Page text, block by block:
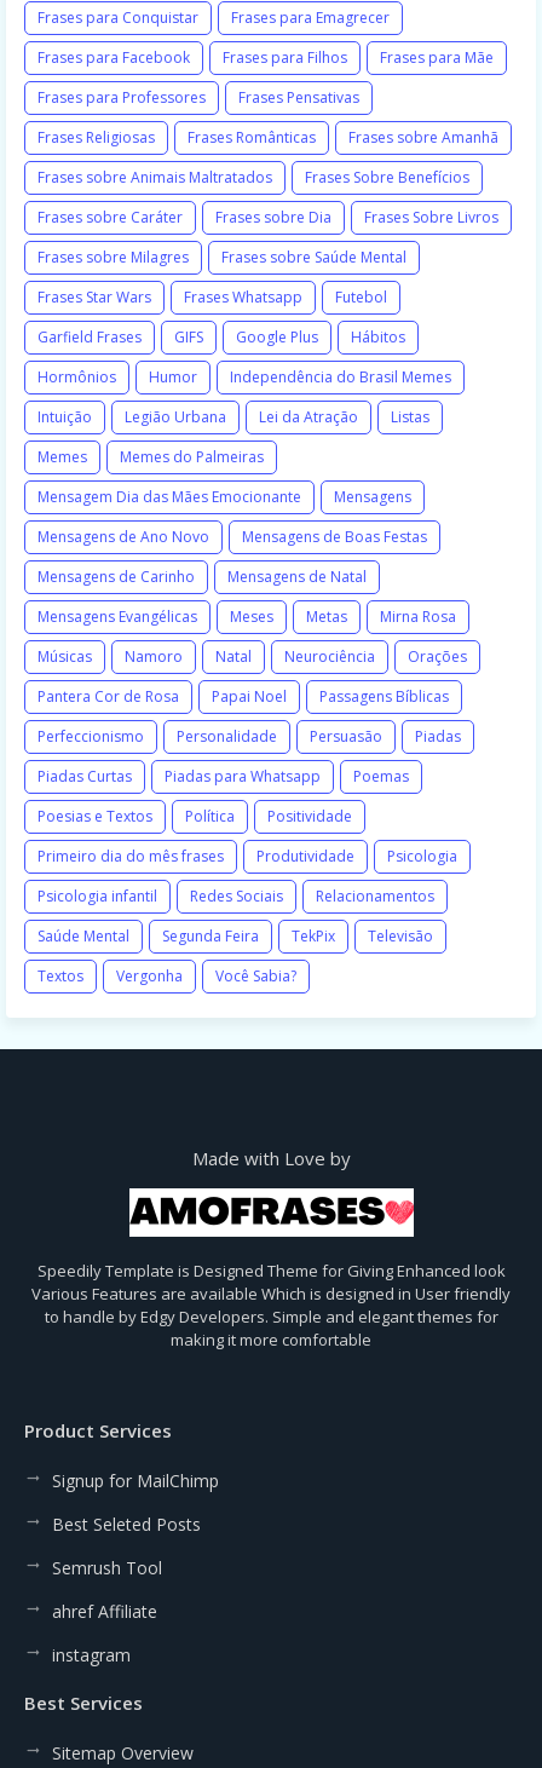
Frases para Conquistar
Frases para Emagrecer
Frases para Facebook
Frases para Filhos
Frases para Mãe
Frases para Professores
Frases Pensativas
Frases Religiosas
Frases Românticas
Frases sobre Amanhã
Frases sobre Animais Maltratados
Frases Sobre Benefícios
Frases sobre Caráter
Frases sobre Dia
Frases Sobre Livros
Frases sobre Milagres
Frases sobre Saúde Mental
Frases Star Wars
Frases Whatsapp
Futebol
Garfield Frases
GIFS Google Plus
Hábitos
Hormônios
Humor
Independência do Brasil Memes
Intuição
Legião Urbana Lei da Atração
Listas
Memes
Memes do Palmeiras
Mensagem Dia das Mães Emocionante
Mensagens
Mensagens de Ano Novo
Mensagens de Boas Festas
Mensagens de Carinho
Mensagens de Natal
Mensagens Evangélicas
Meses Metas
Mirna Rosa
Músicas
Namoro Natal Neurociência
Orações
Pantera Cor de Rosa
Papai Noel
Passagens Bíblicas
Perfeccionismo
Personalidade Persuasão
Piadas
Piadas Curtas
Piadas para Whatsapp
Poemas
Poesias e Textos
Política
Positividade
Primeiro dia do mês frases
Produtividade
Psicologia
Psicologia infantil
Redes Sociais
Relacionamentos
Saúde Mental
Segunda Feira TekPix
Televisão
Textos
Vergonha Você Sabia?
Made with Love by
Speedily Template is Designed Theme for Giving Enhanced look
Various Features are available Which is designed in User friendly
to handle by Edgy Developers. Simple and elegant themes for
making it more comfortable
Product Services
Signup for MailChimp
Best Seleted Posts
Semrush Tool
ahref Affiliate
instagram
Best Services
Sitemap Overview